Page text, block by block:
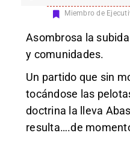
Miembro de
Asombrosa la
y comunidades.
Un partido que sin
tocándose las
doctrina la lleva
resulta….de